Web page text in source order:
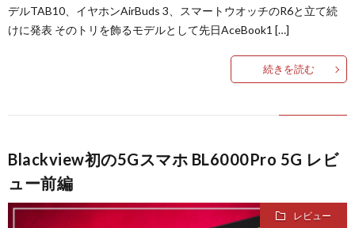
デルTAB10、イヤホンAirBuds 3、スマートウオッチのR6と立て続
けに発表 そのトリを飾るモデルとして先日AceBook1 […]
続きを読む
Blackview初の5Gスマホ BL6000Pro 5G レビ
ュー前編
レビュー